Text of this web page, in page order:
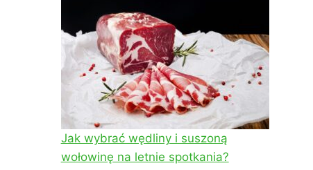
Jak wybrać wędliny i suszoną
wołowinę na letnie spotkania?